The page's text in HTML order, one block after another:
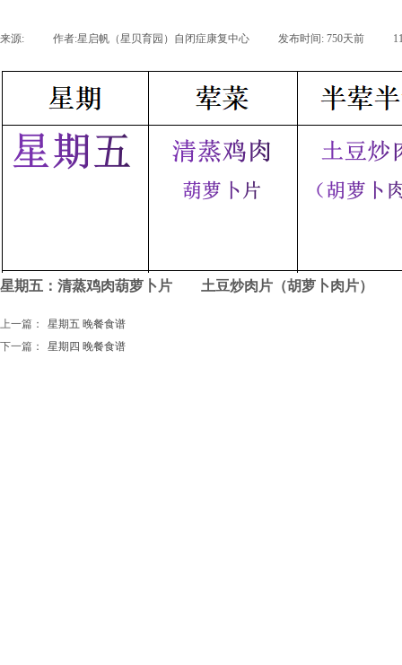
来源: 作者:星启帆（星贝育园）自闭症康复中心 发布时间: 750天前
星期五：清蒸鸡肉葫萝卜片 土豆炒肉片（胡萝卜肉片
上一篇：
星期五 晚餐食谱
下一篇：
星期四 晚餐食谱